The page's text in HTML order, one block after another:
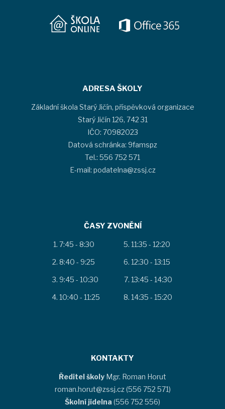
ADRESA ŠKOLY
Základní škola Starý Jičín, příspěvková organizace
Starý Jičín 126, 742 31
IČO: 70982023
Datová schránka: 9famspz
Tel.: 556 752 571
E-mail: podatelna@zssj.cz
ČASY ZVONĚNÍ
7:45 - 8:30
8:40 - 9:25
9:45 - 10:30
10:40 - 11:25
11:35 - 12:20
12:30 - 13:15
13:45 - 14:30
14:35 - 15:20
KONTAKTY
Ředitel školy Mgr. Roman Horut
roman.horut@zssj.cz (556 752 571)
Školní jídelna (556 752 556)